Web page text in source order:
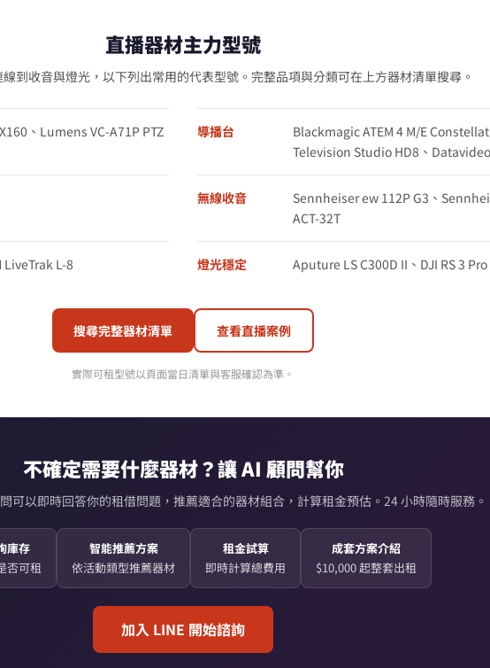
直播器材主力型號
到收音與燈光，以下列出常用的代表型號。完整品項與分類可在上方器材清單搜尋。
、Lumens VC-A71P PTZ 導播台
Blackmagic ATEM 4 M/E
Television Studio HD8、
無線收音
Sennheiser ew 112P G3、
ACT-32T
L-8 燈光穩定 Aputure LS C300D II、DJI RS 3
搜尋完整器材清單 查看直播案例
實際可租型號以頁面當日清單與客服確認為準。
不確定需要什麼器材？讓 AI 顧問幫你
可以即時回答你的租借問題，推薦適合的器材組合，計算租金預估。24 小時隨時服務。
庫存
否可租
智能推薦方案
依活動類型推薦器材
租金試算
即時計算總費用
成套方案介紹
$10,000 起整套出租
加入 LINE 開始諮詢